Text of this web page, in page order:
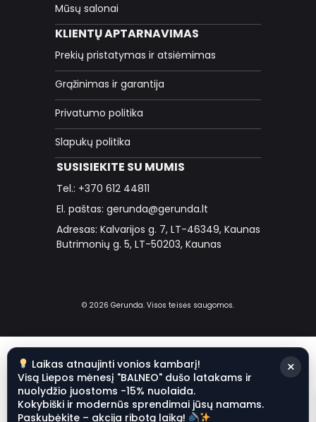
Mūsų salonai
KLIENTŲ APTARNAVIMAS
Prekių pristatymas ir atsiėmimas
Grąžinimas ir garantija
Privatumo politika
Slapukų politika
SUSISIEKITE SU MUMIS
Tel.: +370 612 44811
El. paštas: gerunda@gerunda.lt
Adresas: Kalvarijos g. 7, LT-46349, Kaunas
Butrimonių g. 5, LT-50203, Kaunas
© 2026 Gerunda. Visos teisės saugomos.
Laikas atnaujinti vonios kambarį!
Visą Liepos mėnesį "BALNEO" dušo latakams ir
nuolydžio juostoms -15% nuolaida.
Kokybiški ir modernūs sprendimai jūsų namams.
Paskubėkite – akcija ribotą laiką!
×